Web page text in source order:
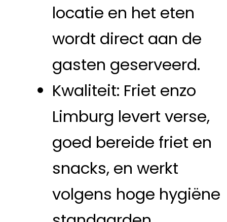
locatie en het eten
wordt direct aan de
gasten geserveerd.
Kwaliteit: Friet enzo
Limburg levert verse,
goed bereide friet en
snacks, en werkt
volgens hoge hygiëne